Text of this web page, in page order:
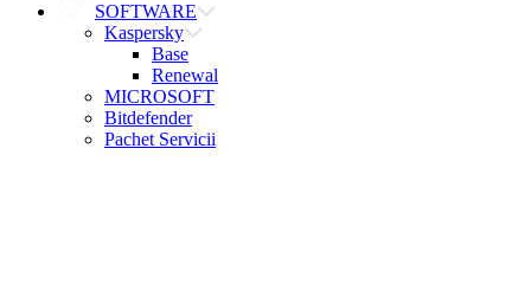
SOFTWARE
Kaspersky
Base
Renewal
MICROSOFT
Bitdefender
Pachet Servicii